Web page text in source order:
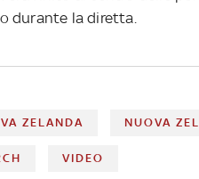
durante la diretta.
ZELANDA NUOVA
VIDEO